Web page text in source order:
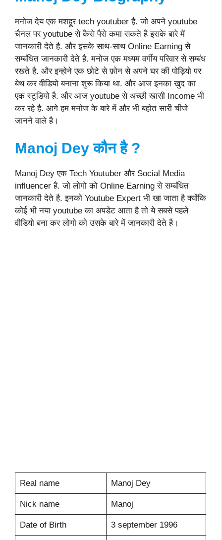
मनोज देय एक मशहूर tech youtuber है. जो अपने youtube
चैनल पर youtube से कैसे पैसे कमा सकते है इसके बारे में
जानकारी देते है. और इसके साथ-साथ Online Earning से
सम्बंधित जानकारी देते है. मनोज एक मध्यम वर्गीय परिवार से सम्बंध
रखते है. और इन्होने एक छोटे से फ़ोन से अपने घर की पोड़ियो पर
बेथ कर वीडियो बनाना शुरू किया था. और आज इनका खुद का
एक स्टूडियो है. और आज youtube से अच्छी खासी Income भी
कर रहे है. आगे हम मनोज के बारे में और भी बहोत सारी चीजे
जानने वाले है।
Manoj Dey कौन है?
Manoj Dey एक Tech Youtuber और Social Media
influencer है. जो लोगो को Online Earning से सम्बंधित
जानकारी देते है. इनको Youtube Expert भी खा जाता है क्योंकि
कोई भी नया youtube का अपडेट आता है तो ये सबसे पहले
वीडियो बना कर लोगो को उसके बारे में जानकारी देते है।
Real name Manoj Dey
Nick name Manoj
Date of Birth 3 september 1996